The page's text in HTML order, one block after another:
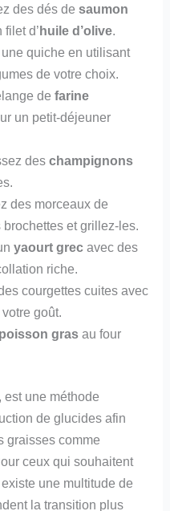
des dés desaumon
filet d’huile d’olive.
quiche en utilisant
de votre choix.
defarine
un petit-déjeuner
deschampignons
des morceaux de
brochettes et grillez-les.
yaourt grec avec des
riche.
courgettes cuites avec
goût.
poisson gras au four
, est une méthode
de glucides afin
graisses comme
ceux qui souhaitent
une multitude de
la transition plus